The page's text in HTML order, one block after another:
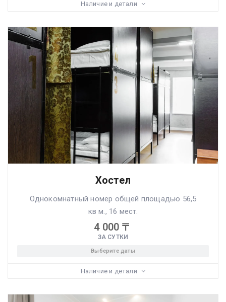
Наличие и детали
Хостел
Однокомнатный номер общей площадью 56,5
кв м., 16 мест.
4 000 〒
ЗА СУТКИ
Выберите даты
Наличие и детали